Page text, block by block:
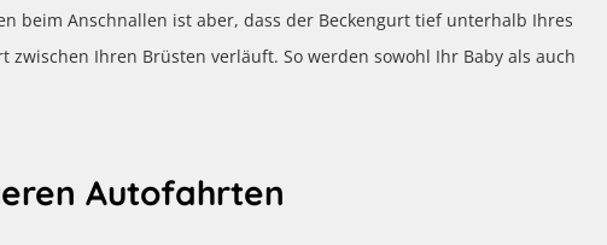
beim Anschnallen ist aber, dass der Beckengurt tief unterhalb Ihres
zwischen Ihren Brüsten verläuft. So werden sowohl Ihr Baby als auch
Autofahrten